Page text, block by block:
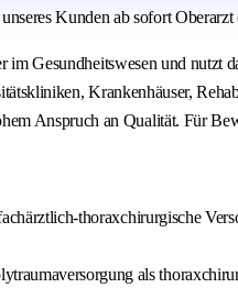
Kunden ab sofort
Gesundheitswesen und nutzt
Krankenhäuser,
Anspruch an Qualität. Für
thoraxchirurgische
als